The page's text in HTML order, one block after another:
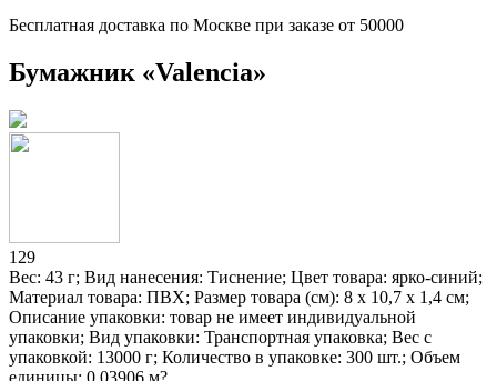
Бесплатная доставка по Москве при заказе от 50000
Бумажник «Valencia»
129
Вес: 43 г; Вид нанесения: Тиснение; Цвет товара: ярко-синий;
Материал товара: ПВХ; Размер товара (см): 8 х 10,7 х 1,4 см;
Описание упаковки: товар не имеет индивидуальной
упаковки; Вид упаковки: Транспортная упаковка; Вес с
упаковкой: 13000 г; Количество в упаковке: 300 шт.; Объем
единицы: 0.03906 м?